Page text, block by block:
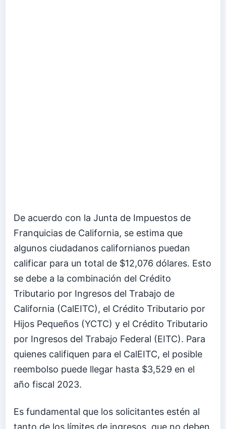
De acuerdo con la Junta de Impuestos de
Franquicias de California, se estima que
algunos ciudadanos californianos puedan
calificar para un total de $12,076 dólares. Esto
se debe a la combinación del Crédito
Tributario por Ingresos del Trabajo de
California (CalEITC), el Crédito Tributario por
Hijos Pequeños (YCTC) y el Crédito Tributario
por Ingresos del Trabajo Federal (EITC). Para
quienes califiquen para el CalEITC, el posible
reembolso puede llegar hasta $3,529 en el
año fiscal 2023.
Es fundamental que los solicitantes estén al
tanto de los límites de ingresos, que no deben